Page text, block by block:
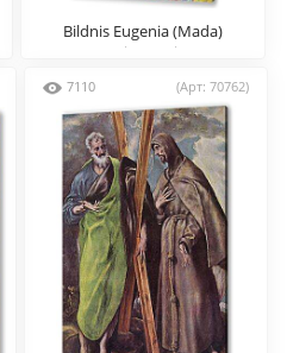
Bildnis Eugenia (Mada)
Primavesi
7110 (Арт: 70762)